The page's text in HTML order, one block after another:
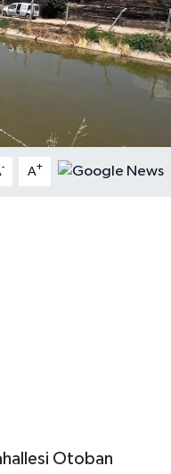
- A+
Otoban